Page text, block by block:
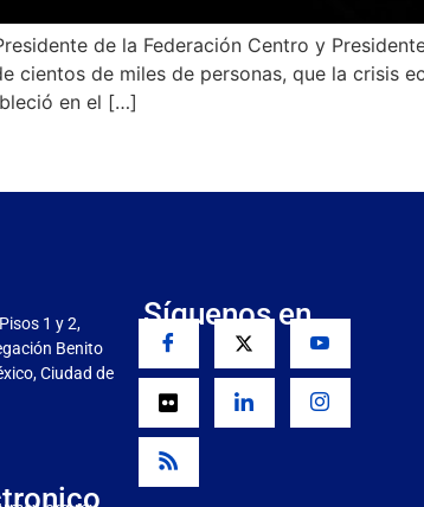
de la Federación Centro y
cientos de miles de personas, que la crisis
en el […]
1 y 2,
Benito
Ciudad de
Síguenos en